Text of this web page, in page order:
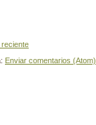
reciente
Enviar comentarios (Atom)